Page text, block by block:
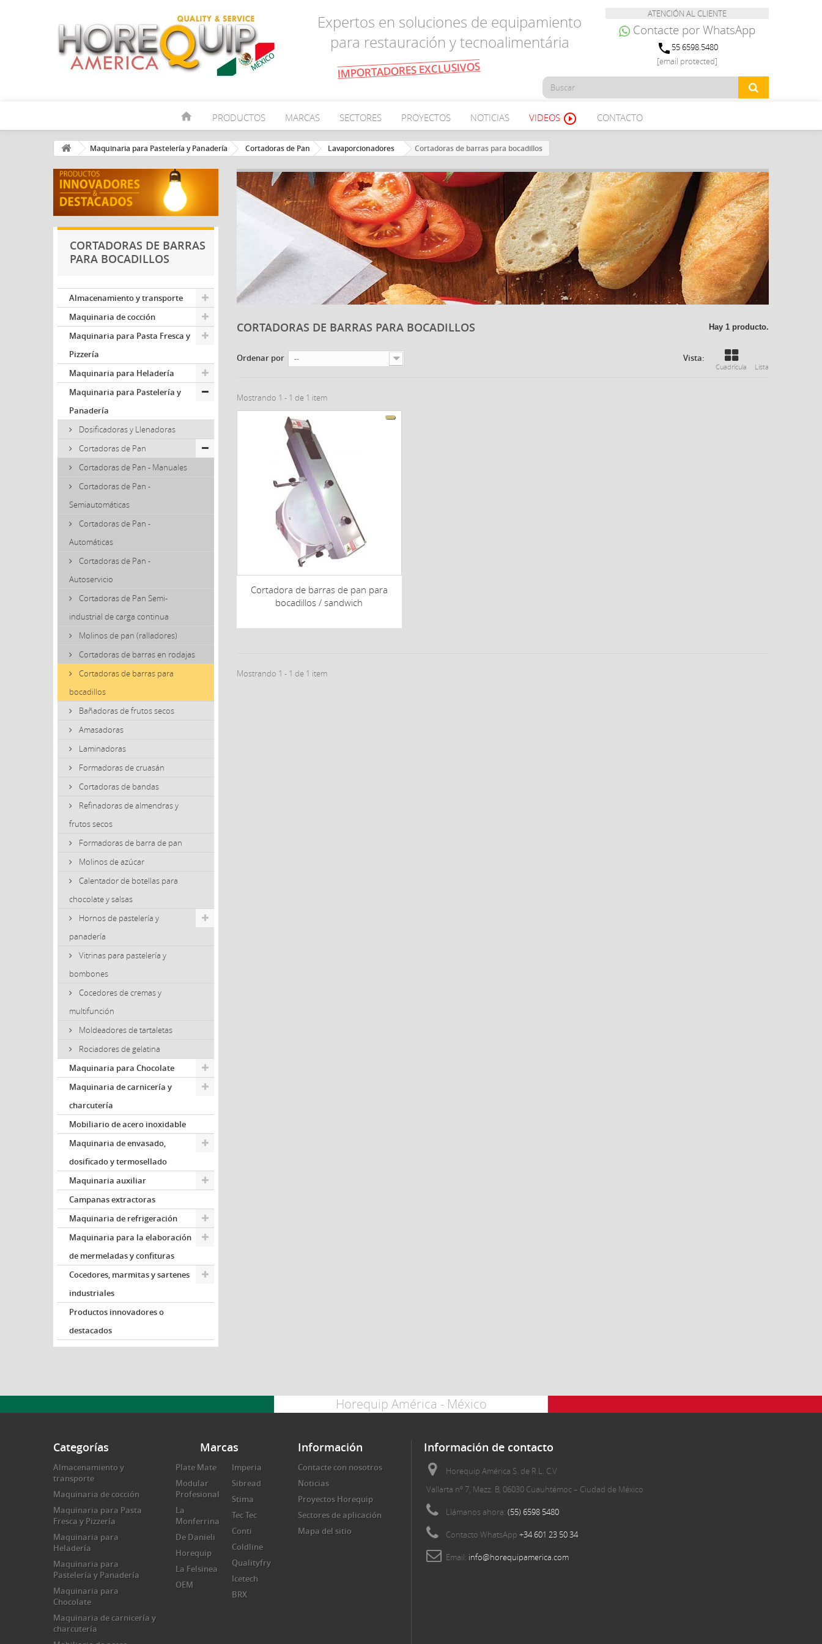
ATENCIÓN AL CLIENTE
Contacte por WhatsApp
phone 55 6598.5480
[email protected]
Expertos en soluciones de equipamiento
para restauración y tecnoalimentária
IMPORTADORES EXCLUSIVOS
home PRODUCTOS MARCAS SECTORES PROYECTOS NOTICIAS VIDEOS play_circle_outline CONTACTO
Maquinaria para Pastelería y Panadería Cortadoras de Pan Lavaporcionadores Cortadoras de barras para bocadillos
CORTADORAS DE BARRAS
PARA BOCADILLOS
Almacenamiento y transporte
Maquinaria de cocción
Maquinaria para Pasta Fresca y
Pizzería
Maquinaria para Heladería
Maquinaria para Pastelería y
Panadería
Dosificadoras y Llenadoras
Cortadoras de Pan
Cortadoras de Pan - Manuales
Cortadoras de Pan -
Semiautomáticas
Cortadoras de Pan -
Automáticas
Cortadoras de Pan -
Autoservicio
Cortadoras de Pan Semi-
industrial de carga continua
Molinos de pan (ralladores)
Cortadoras de barras en rodajas
Cortadoras de barras para
bocadillos
Bañadoras de frutos secos
Amasadoras
Laminadoras
Formadoras de cruasán
Cortadoras de bandas
Refinadoras de almendras y
frutos secos
Formadoras de barra de pan
Molinos de azúcar
Calentador de botellas para
chocolate y salsas
Hornos de pastelería y
panadería
Vitrinas para pastelería y
bombones
Cocedores de cremas y
multifunción
Moldeadores de tartaletas
Rociadores de gelatina
Maquinaria para Chocolate
Maquinaria de carnicería y
charcutería
Mobiliario de acero inoxidable
Maquinaria de envasado,
dosificado y termosellado
Maquinaria auxiliar
Campanas extractoras
Maquinaria de refrigeración
Maquinaria para la elaboración
de mermeladas y confituras
Cocedores, marmitas y sartenes
industriales
Productos innovadores o
destacados
CORTADORAS DE BARRAS PARA BOCADILLOS Hay 1 producto.
Vista:
Cuadrícula Lista
Ordenar por --
Mostrando 1 - 1 de 1 item
Cortadora de barras de pan para
bocadillos / sandwich
Mostrando 1 - 1 de 1 item
Horequip América - México
Categorías
Almacenamiento y
transporte
Maquinaria de cocción
Maquinaria para Pasta
Fresca y Pizzería
Maquinaria para
Heladería
Maquinaria para
Pastelería y Panadería
Maquinaria para
Chocolate
Maquinaria de carnicería y
charcutería
Marcas
Plate Mate
Modular
Profesional
La
Monferrina
De Danieli
Horequip
La Felsinea
OEM
Imperia
Sibread
Stima
Tec Tec
Conti
Coldline
Qualityfry
Icetech
BRX
Información
Contacte con nosotros
Noticias
Proyectos Horequip
Sectores de aplicación
Mapa del sitio
Información de contacto
Horequip América S. de R.L. C.V
Vallarta nº 7, Mezz. B, 06030 Cuauhtémoc – Ciudad de México
Llámanos ahora: (55) 6598 5480
Contacto WhatsApp +34 601 23 50 34
Email: info@horequipamerica.com